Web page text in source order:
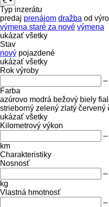
Typ inzerátu
predaj prenájom dražba od
výmena staré za nové výmena
ukázať všetky
Stav
nový pojazdené
ukázať všetky
Rok výroby
–
Farba
azúrovo modrá bežový biely
strieborný zelený zlatý červený
ukázať všetky
Kilometrový výkon
–
km
Charakteristiky
Nosnosť
–
kg
Vlastná hmotnosť
–